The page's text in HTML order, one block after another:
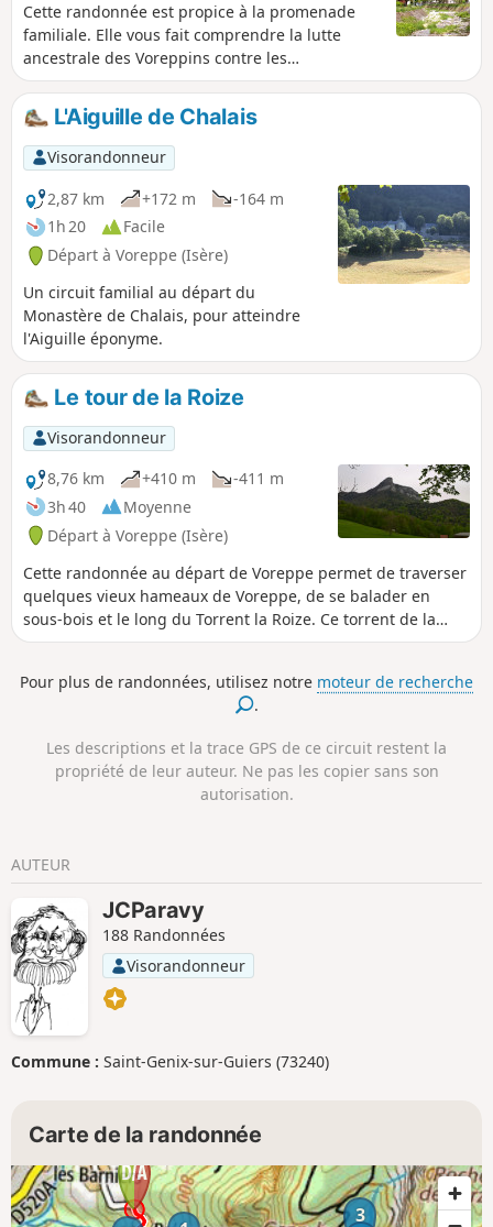
Cette randonnée est propice à la promenade
familiale. Elle vous fait comprendre la lutte
ancestrale des Voreppins contre les
débordements de leurs deux principaux cours
d'eau, la Roize et l'Isère. Ils ont aussi été source
de richesse pendant des siècles. La Roize faisait
tourner de nombreux moulins, scieries et
martinets. L'Isère, principale voie de
communication vers le sud jusqu'à l'avènement
du rail, faisait travailler les mariniers. Sentier
n°12 "Sentiers de Chartreuse Occidentale". C'est
le seul de cette série qui ne soit pas en boucle
pour éviter d'emprunter la voie verte fréquentée
par de nombreux cyclistes.
L'Aiguille de Chalais
Visorandonneur
2,87 km
+172 m
-164 m
1h 20
Facile
Départ à Voreppe (Isère)
Un circuit familial au départ du
Monastère de Chalais, pour atteindre
l'Aiguille éponyme.
Le tour de la Roize
Visorandonneur
8,76 km
+410 m
-411 m
3h 40
Moyenne
Départ à Voreppe (Isère)
Cette randonnée au départ de Voreppe permet de traverser
quelques vieux hameaux de Voreppe, de se balader en
sous-bois et le long du Torrent la Roize. Ce torrent de la
Roize est l'un des plus puissants de Chartreuse. En cette
permis de faire fonctionner un certain nombre
d'équipements : moulins, scieries ou tanneries et à
de la vallée de l'Isère.
Pour plus de randonnées, utilisez notre moteur de recherche
.
Les descriptions et la trace GPS de ce circuit restent la
propriété de leur auteur. Ne pas les copier sans son
autorisation.
AUTEUR
JCParavy
188 Randonnées
Visorandonneur
Commune : Saint-Genix-sur-Guiers (73240)
Carte de la randonnée
3